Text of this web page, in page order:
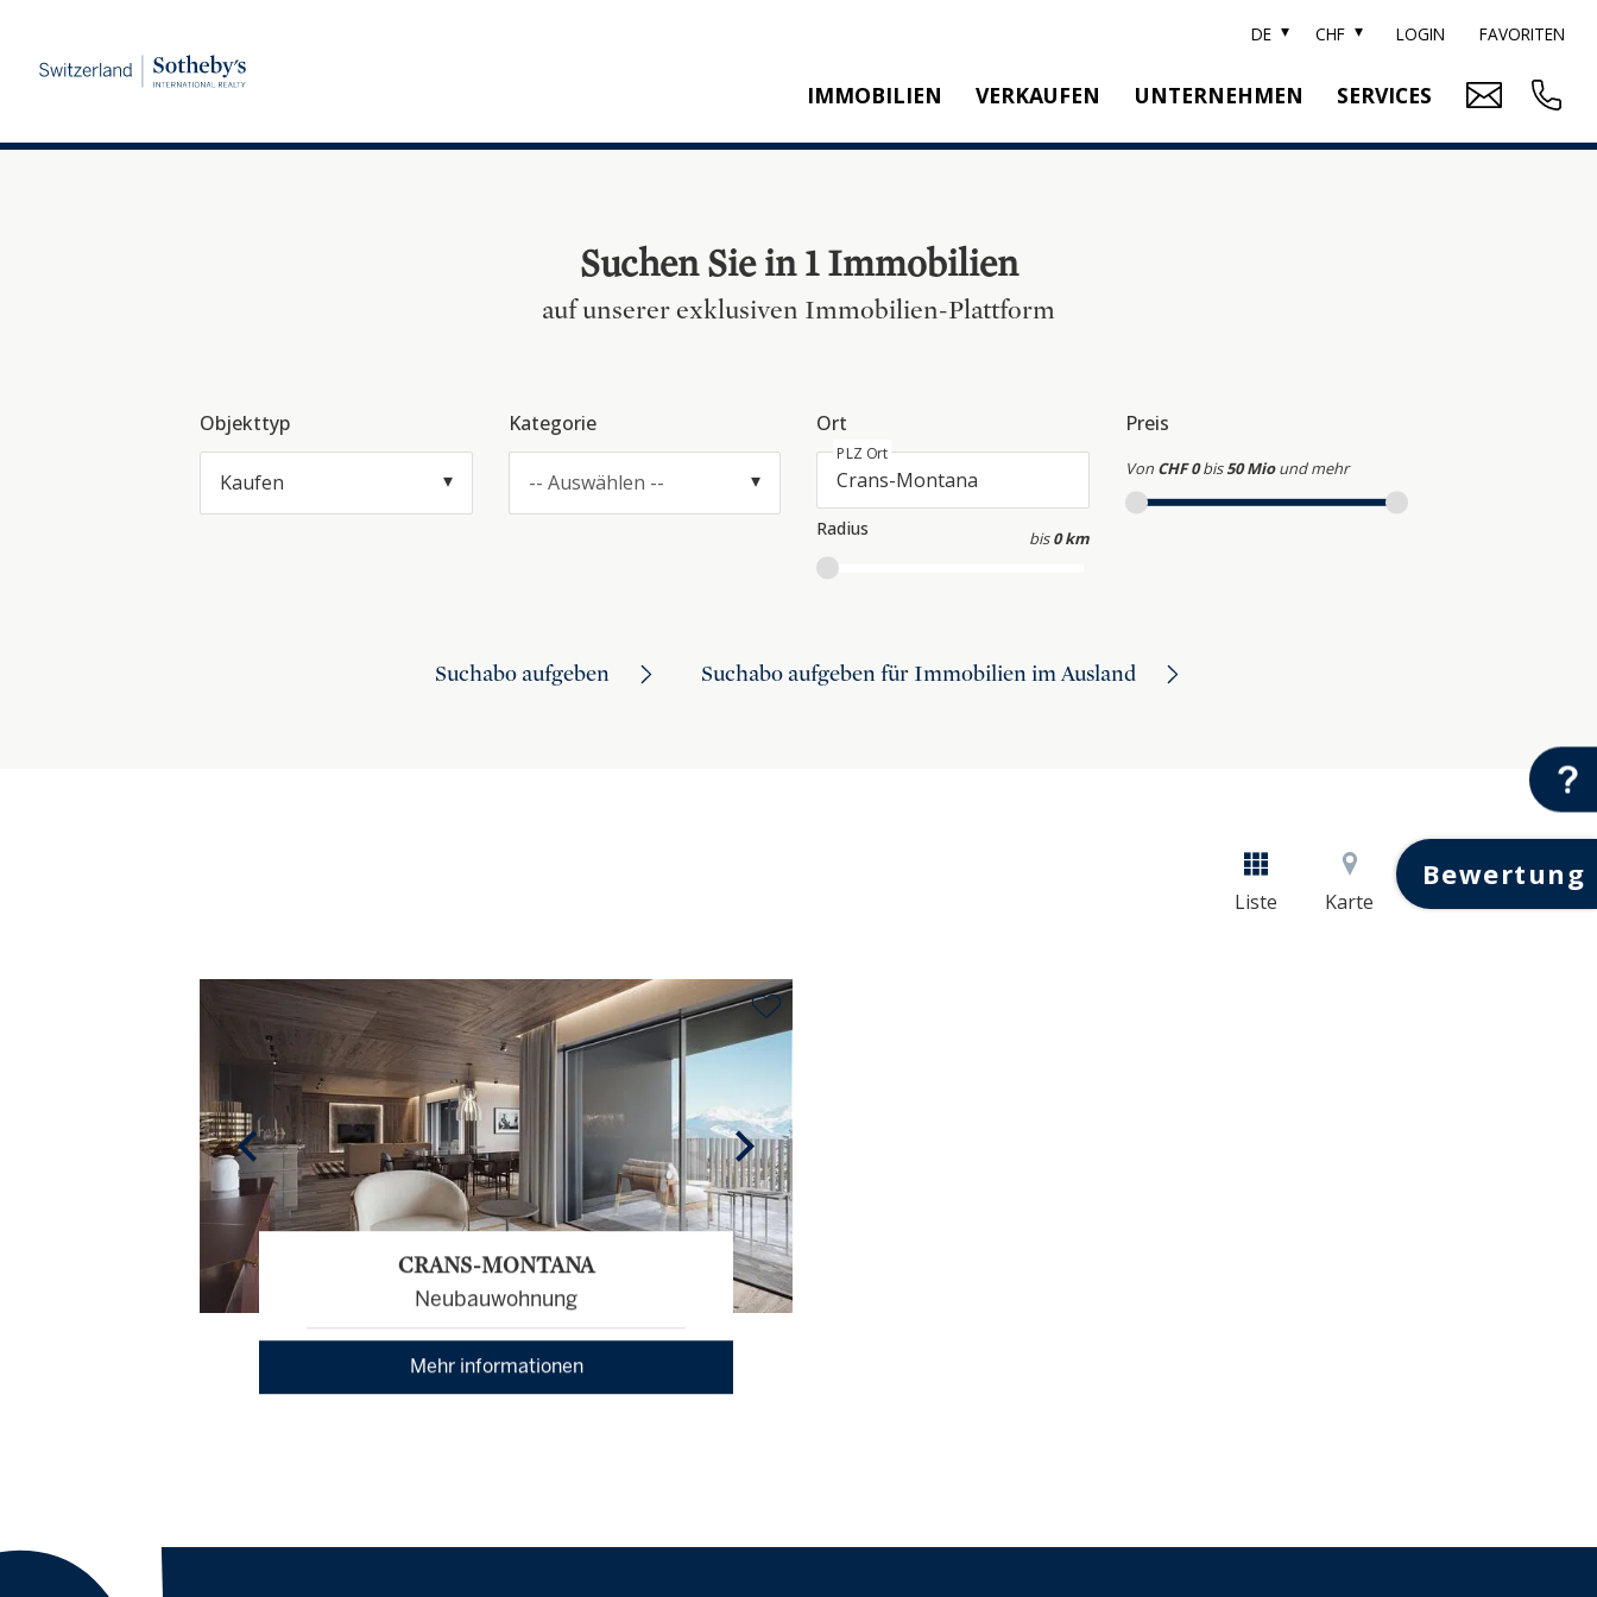
DE CHF LOGIN FAVORITEN
IMMOBILIEN
NEUBAU
REFERENZEN
VERKAUFEN UNTERNEHMEN SERVICES
Bewertung
Suchen Sie in 1 Immobilien
auf unserer exklusiven Immobilien-Plattform
Objekttyp
Kaufen
Kategorie
-- Auswählen --
Ort
PLZ Ort
Radius bis0 km
Preis
Von CHF 0 bis 50 Mio und mehr
Suchabo aufgeben Suchabo aufgeben für Immobilien im Ausland
Liste Karte
CRANS-MONTANA
Neubauwohnung
Mehr informationen